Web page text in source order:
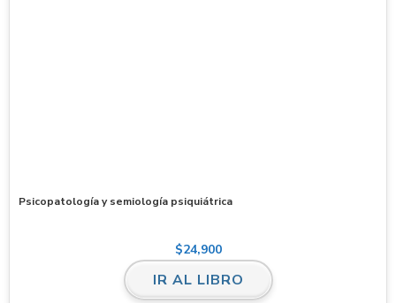
Psicopatología y semiología psiquiátrica
$24,900
IR AL LIBRO